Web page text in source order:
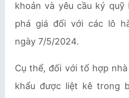
khoản và yêu cầu ký quỹ
phá giá đối với các lô
ngày 7/5/2024.
Cụ thể, đối với tổ hợp
khẩu được liệt kê trong